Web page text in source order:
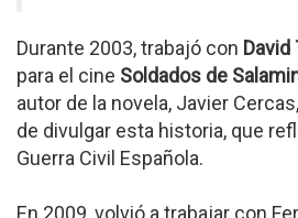
Durante 2003, trabajó con David
para el cine Soldados de
autor de la novela, Javier
de divulgar esta historia, que
Guerra Civil Española.
En 2009, volvió a trabajar con